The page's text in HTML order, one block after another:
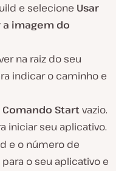
e selecione Usar
imagem do
na raiz do seu
indicar o caminho e
Comando Startvazio.
iniciar seu aplicativo.
e o número de
o seu aplicativo e